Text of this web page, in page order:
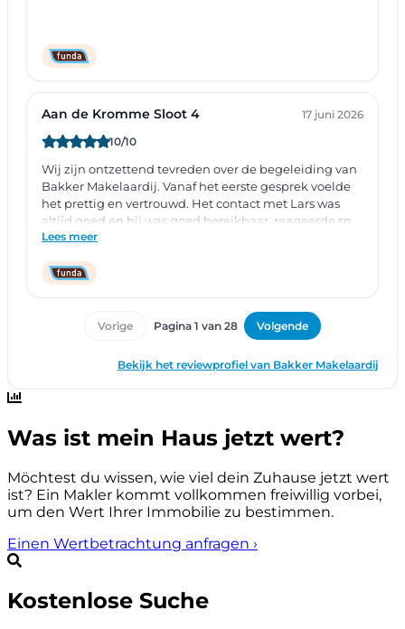
Was ist mein Haus jetzt wert?
Möchtest du wissen, wie viel dein Zuhause jetzt wert
ist? Ein Makler kommt vollkommen freiwillig vorbei,
um den Wert Ihrer Immobilie zu bestimmen.
Einen Wertbetrachtung anfragen ›
Kostenlose Suche